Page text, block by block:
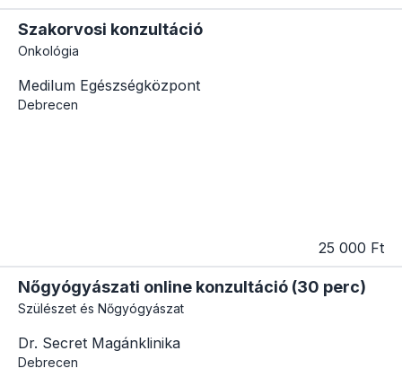
Szakorvosi konzultáció
Onkológia
Medilum Egészségközpont
Debrecen
25 000 Ft
Nőgyógyászati online konzultáció (30 perc)
Szülészet és Nőgyógyászat
Dr. Secret Magánklinika
Debrecen